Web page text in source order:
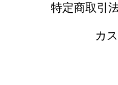
特定商取引
カ